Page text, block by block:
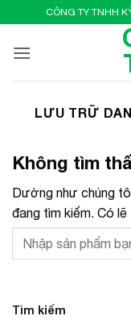
qua
nội
CÔNG TY TNHH
LƯU TRỮ
Không tìm
Dường như chúng
đang tìm kiếm. Có
Tìm kiếm